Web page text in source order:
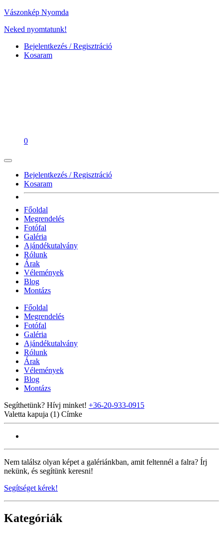
Vászonkép Nyomda
Neked nyomtatunk!
Bejelentkezés / Regisztráció
Kosaram
0
Bejelentkezés / Regisztráció
Kosaram
Főoldal
Megrendelés
Fotófal
Galéria
Ajándékutalvány
Rólunk
Árak
Vélemények
Blog
Montázs
Főoldal
Megrendelés
Fotófal
Galéria
Ajándékutalvány
Rólunk
Árak
Vélemények
Blog
Montázs
Segíthetünk? Hívj minket! +36-20-933-0915
Valetta kapuja (1) Címke
Nem találsz olyan képet a galériánkban, amit feltennél a falra? Írj
nekünk, és segítünk keresni!
Segítséget kérek!
Kategóriák